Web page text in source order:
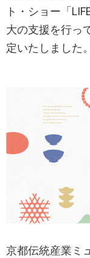
ト・ショー「
大の支援を行っ
定いたしました。
京都伝統産業ミ